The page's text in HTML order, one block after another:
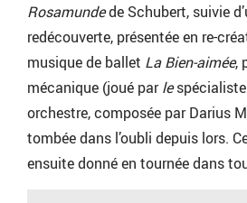
Rosamundede Schubert, suivie
redécouverte, présentée en re-
musique de ballet La Bien-aimée,
mécanique (joué parlespécialiste
orchestre, composée par Darius
tombée dans l’oubli depuis lors.
ensuite donné en tournée dans